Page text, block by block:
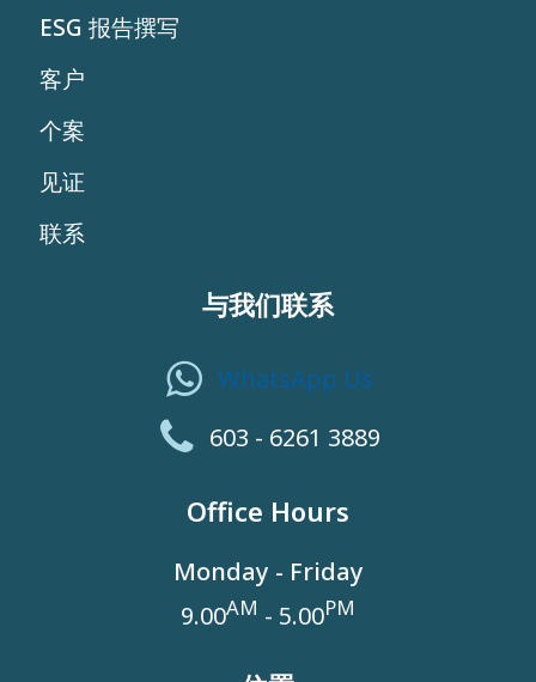
ESG 报告撰写
客户
个案
见证
联系
与我们联系
WhatsApp Us
603 - 6261 3889
Office Hours
Monday - Friday
9.00AM - 5.00PM